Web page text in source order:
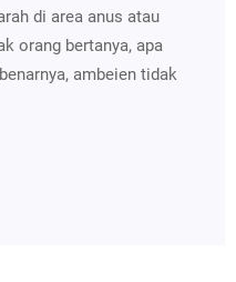
di area anus atau
orang bertanya, apa
ambeien tidak